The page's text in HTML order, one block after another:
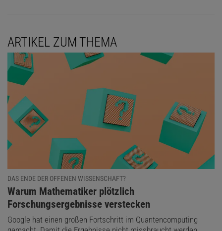
ARTIKEL ZUM THEMA
DAS ENDE DER OFFENEN WISSENSCHAFT?
:
Warum Mathematiker plötzlich
Forschungsergebnisse verstecken
Google hat einen großen Fortschritt im Quantencomputing